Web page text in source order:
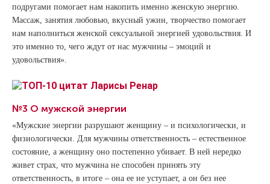
подругами помогает нам накопить именно женскую энергию.
Массаж, занятия любовью, вкусный ужин, творчество помогает
нам наполниться женской сексуальной энергией удовольствия. И
это именно то, чего ждут от нас мужчины – эмоций и
удовольствия».
№3 О мужской энергии
«Мужские энергии разрушают женщину – и психологически, и
физиологически. Для мужчины ответственность – естественное
состояние, а женщину оно постепенно убивает. В ней нередко
живет страх, что мужчина не способен принять эту
ответственность, в итоге – она ее не уступает, а он без нее